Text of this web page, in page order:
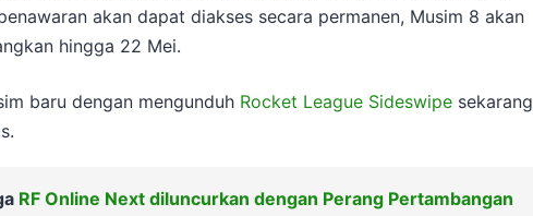
akan dapat diakses secara permanen, Musim 8 akan
hingga 22 Mei.
baru dengan mengunduh Rocket League Sideswipe sekarang
RF Online Next diluncurkan dengan Perang Pertambangan